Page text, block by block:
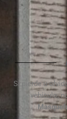
Si pierde u
vehículo,